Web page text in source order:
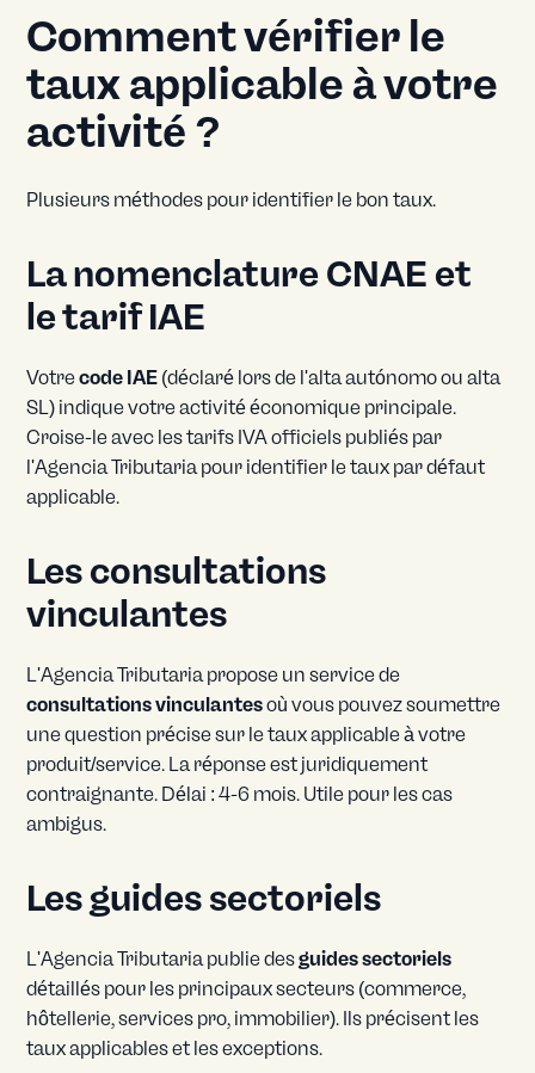
Comment vérifier le
taux applicable à votre
activité ?
Plusieurs méthodes pour identifier le bon taux.
La nomenclature CNAE et
le tarif IAE
Votrecode IAE (déclaré lors de l'alta autónomo ou alta
SL) indique votre activité économique principale.
Croise-le avec les tarifs IVA officiels publiés par
l'Agencia Tributaria pour identifier le taux par défaut
applicable.
Les consultations
vinculantes
L'Agencia Tributaria propose un service de
consultations vinculantesoù vous pouvez soumettre
une question précise sur le taux applicable à votre
produit/service. La réponse est juridiquement
contraignante. Délai : 4-6 mois. Utile pour les cas
ambigus.
Les guides sectoriels
L'Agencia Tributaria publie desguides sectoriels
détaillés pour les principaux secteurs (commerce,
hôtellerie, services pro, immobilier). Ils précisent les
taux applicables et les exceptions.